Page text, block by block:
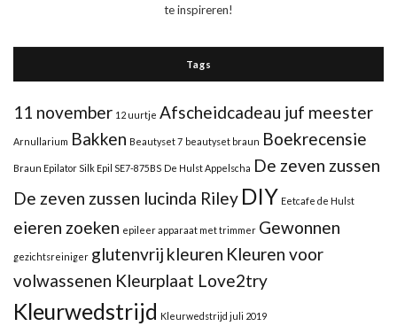
te inspireren!
Tags
11 november 12 uurtje Afscheidcadeau juf meester
Arnullarium Bakken Beautyset 7 beautyset braun Boekrecensie
Braun Epilator Silk Epil SE7-875BS De Hulst Appelscha De zeven zussen
De zeven zussen lucinda Riley DIY Eetcafe de Hulst
eieren zoeken epileer apparaat met trimmer Gewonnen
gezichtsreiniger glutenvrij kleuren Kleuren voor
volwassenen Kleurplaat Love2try
Kleurwedstrijd Kleurwedstrijd juli 2019